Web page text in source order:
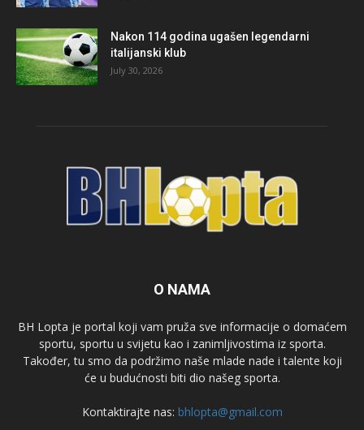
Nakon 114 godina ugašen legendarni
italijanski klub
July 30, 2026
O NAMA
BH Lopta je portal koji vam pruža sve informacije o domaćem
sportu, sportu u svijetu kao i zanimljivostima iz sporta.
Također, tu smo da podržimo naše mlade nade i talente koji
će u budućnosti biti dio našeg sporta.
Kontaktirajte nas: bhlopta@gmail.com